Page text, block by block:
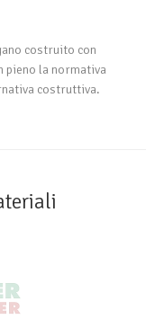
costruito con
pieno la normativa
costruttiva.